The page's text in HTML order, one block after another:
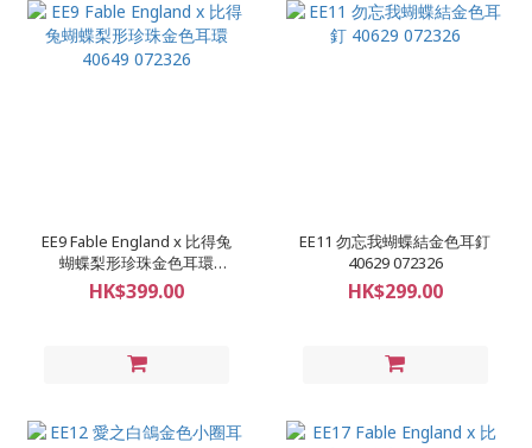
EE9 Fable England x 比得兔
蝴蝶梨形珍珠金色耳環
40649 072326
HK$399.00
EE11 勿忘我蝴蝶結金色耳釘
40629 072326
HK$299.00